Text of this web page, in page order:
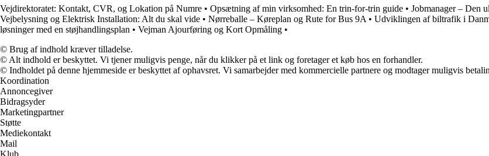
Vejdirektoratet: Kontakt, CVR, og Lokation på Numre • Opsætning af min virksomhed: En trin-for-trin guide • Jobmanager – Den
Vejbelysning og Elektrisk Installation: Alt du skal vide • Nørreballe – Køreplan og Rute for Bus 9A • Udviklingen af biltrafik i
løsninger med en støjhandlingsplan • Vejman Ajourføring og Kort Opmåling •
© Brug af indhold kræver tilladelse.
© Alt indhold er beskyttet. Vi tjener muligvis penge, når du klikker på et link og foretager et køb hos en forhandler.
© Indholdet på denne hjemmeside er beskyttet af ophavsret. Vi samarbejder med kommercielle partnere og modtager muligvis
Koordination
Annoncegiver
Bidragsyder
Marketingpartner
Støtte
Mediekontakt
Mail